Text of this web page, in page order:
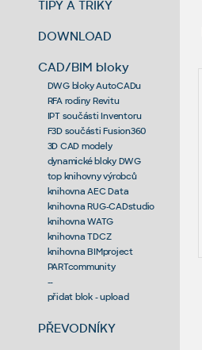
TIPY A TRIKY
DOWNLOAD
CAD/BIM bloky
DWG bloky AutoCADu
RFA rodiny Revitu
IPT součásti Inventoru
F3D součásti Fusion360
3D CAD modely
dynamické bloky DWG
top knihovny výrobců
knihovna AEC Data
knihovna RUG-CADstudio
knihovna WATG
knihovna TDCZ
knihovna BIMproject
PARTcommunity
--
přidat blok - upload
PŘEVODNÍKY